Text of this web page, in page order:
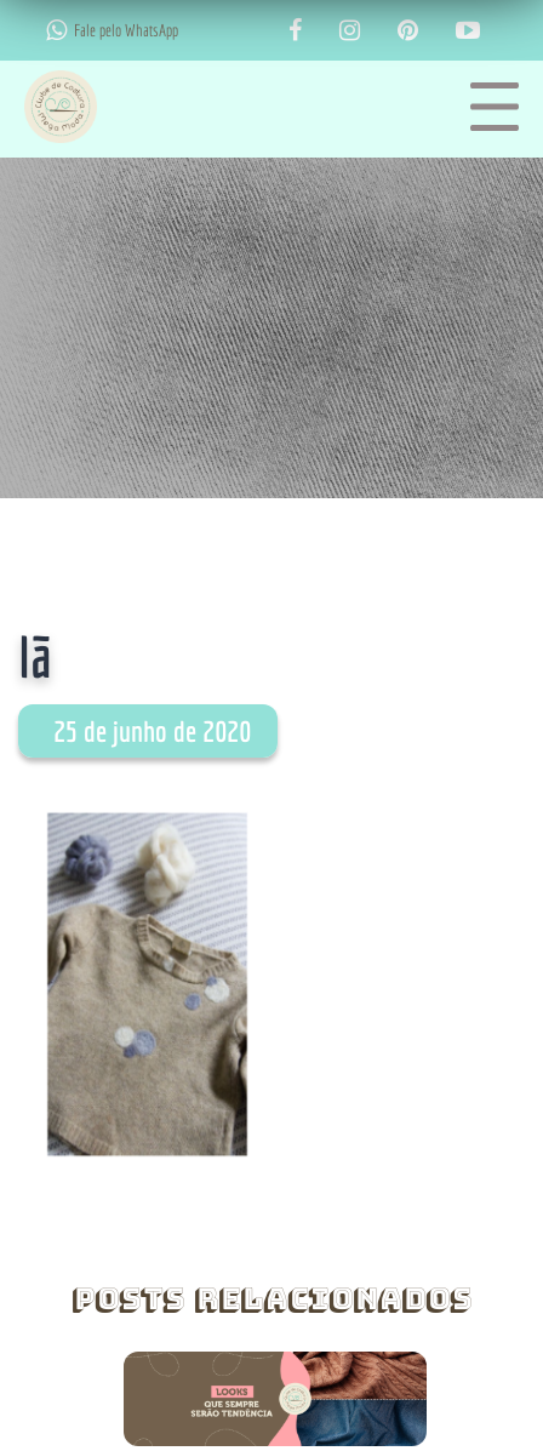
Fale pelo WhatsApp
lã
25 de junho de 2020
Posts Relacionados